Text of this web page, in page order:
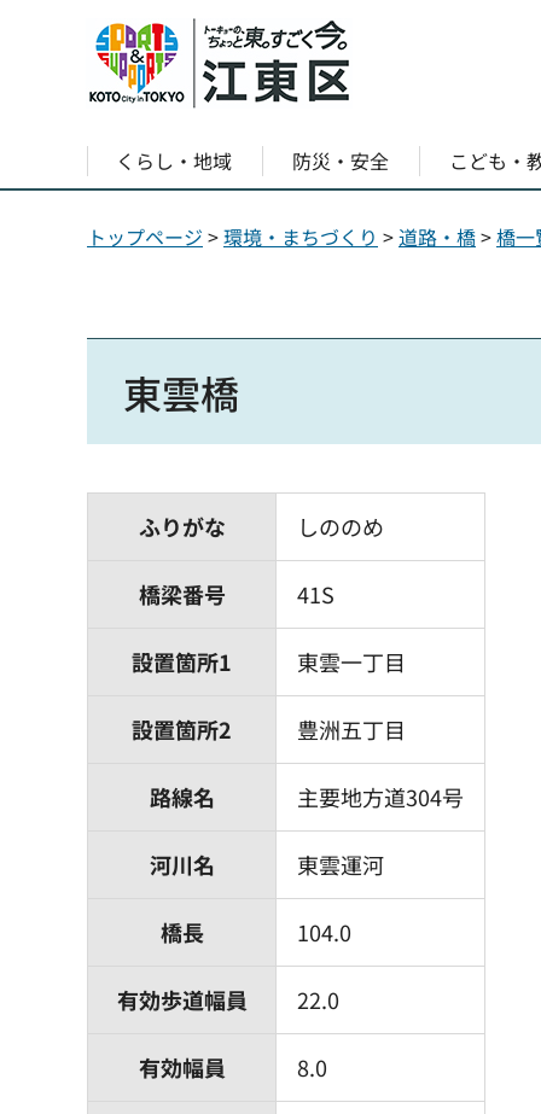
くらし・地域 防災・安全 こども・
トップページ >環境・まちづくり >道路・橋>橋一
東雲橋
ふりがな しののめ
橋梁番号 41S
設置箇所1 東雲一丁目
設置箇所2 豊洲五丁目
路線名 主要地方道304号
河川名 東雲運河
橋長 104.0
有効歩道幅員 22.0
有効幅員 8.0